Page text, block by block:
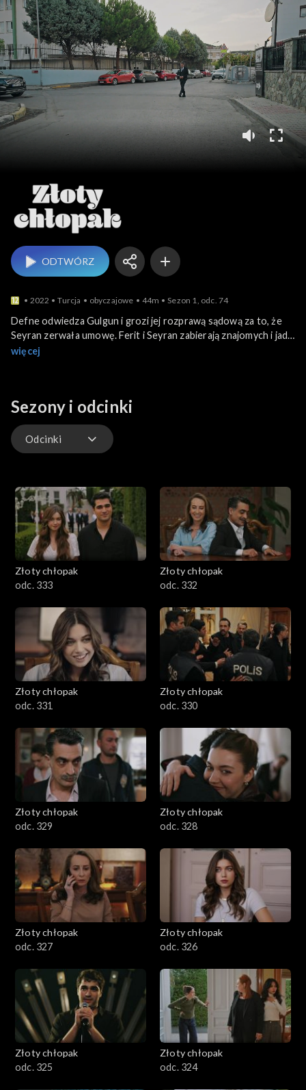
Złoty chłopak
ODTWÓRZ
2022 Turcja obyczajowe 44m Sezon 1, odc. 74
Defne odwiedza Gulgun i grozi jej rozprawą sądową za to, że
Seyran zerwała umowę. Ferit i Seyran zabierają znajomych i jadą
na kilka dni w góry. Chcą pomóc w rozwiązaniu problemów
więcej
Sezony i odcinki
Odcinki
Złoty chłopak
odc. 333
Złoty chłopak
odc. 332
Złoty chłopak
odc. 331
Złoty chłopak
odc. 330
Złoty chłopak
odc. 329
Złoty chłopak
odc. 328
Złoty chłopak
odc. 327
Złoty chłopak
odc. 326
Złoty chłopak
odc. 325
Złoty chłopak
odc. 324